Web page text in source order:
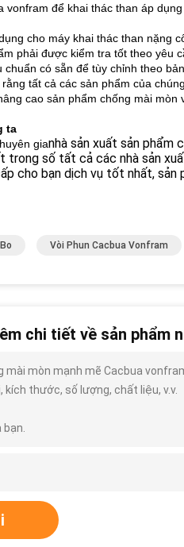
vonfram để khai thác than áp
cho máy khai thác than nặng
phải được kiểm tra tốt theo yêu
có sẵn để tùy chỉnh theo
tất cả các sản phẩm của
cao sản phẩm chống mài mòn
ta
gianhà sản xuất sản phẩm
trong số tất cả các nhà sản
cho bạn dịch vụ tốt nhất,
Vòi Phun Cacbua Vonfram
chi tiết về sản phẩm
mài mòn mạnh mẽ Cacbua
kích thước, số lượng, chất liệu, v.v.